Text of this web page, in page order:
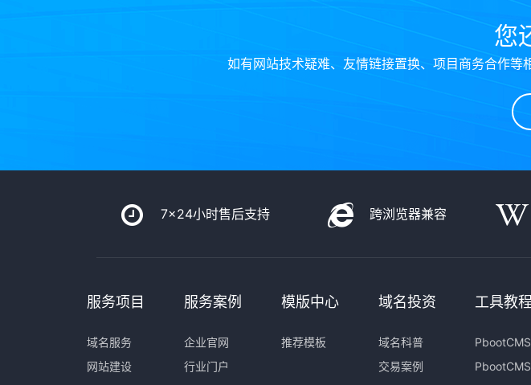
您
如有网站技术疑难、友情链接置换、项目商务合作
7x24小时售后支持 跨浏览器兼容
服务项目
域名服务
网站建设
服务案例
企业官网
行业门户
模版中心
推荐模板
域名投资
域名科普
交易案例
工具教程